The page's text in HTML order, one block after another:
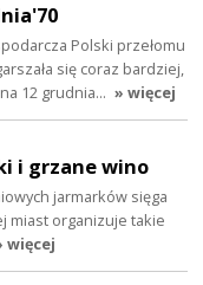
Polski przełomu
się coraz bardziej,
12 grudnia… » więcej
i grzane wino
jarmarków sięga
miast organizuje takie
więcej